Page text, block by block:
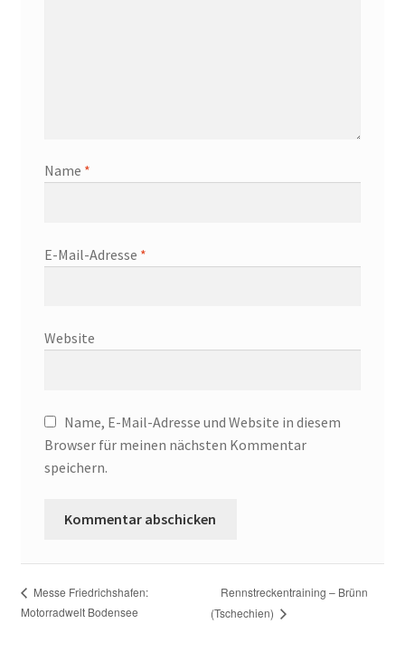
Name *
E-Mail-Adresse *
Website
Name, E-Mail-Adresse und Website in diesem
Browser für meinen nächsten Kommentar
speichern.
Messe Friedrichshafen:
Motorradwelt Bodensee
Rennstreckentraining – Brünn
(Tschechien)